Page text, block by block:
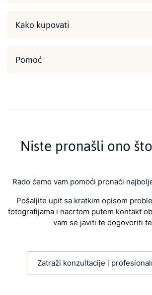
Kako kupovati
Pomoć
Niste pronašli ono
Rado ćemo vam pomoći pronaći
Pošaljite upit sa kratkim opisom
fotografijama i nacrtom putem kontakt
vam se javiti te dogovoriti
Zatraži konzultacije i